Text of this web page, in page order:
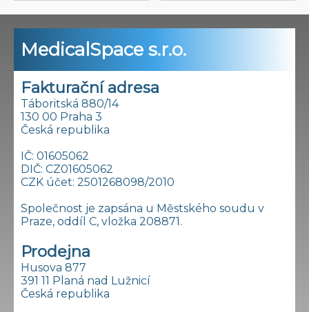
MedicalSpace s.r.o.
Fakturační adresa
Táboritská 880/14
130 00 Praha 3
Česká republika
IČ: 01605062
DIČ: CZ01605062
CZK účet: 2501268098/2010
Společnost je zapsána u Městského soudu v
Praze, oddíl C, vložka 208871.
Prodejna
Husova 877
391 11 Planá nad Lužnicí
Česká republika